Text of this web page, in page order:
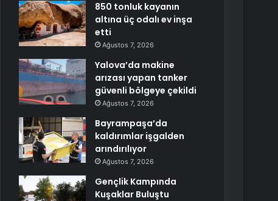
850 tonluk kayanın
altına üç odalı ev inşa
etti
Ağustos 7, 2026
Yalova’da makine
arızası yapan tanker
güvenli bölgeye çekildi
Ağustos 7, 2026
Bayrampaşa’da
kaldırımlar işgalden
arındırılıyor
Ağustos 7, 2026
Gençlik Kampında
Kuşaklar Buluştu